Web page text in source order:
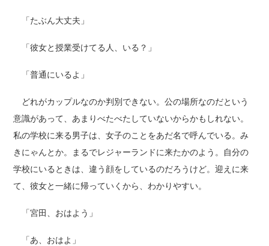
「たぶん大丈夫」
「彼女と授業受けてる人、いる？」
「普通にいるよ」
どれがカップルなのか判別できない。公の場所なのだという
意識があって、あまりべたべたしていないからかもしれない。
私の学校に来る男子は、女子のことをあだ名で呼んでいる。み
きにゃんとか。まるでレジャーランドに来たかのよう。自分の
学校にいるときは、違う顔をしているのだろうけど。迎えに来
て、彼女と一緒に帰っていくから、わかりやすい。
「宮田、おはよう」
「あ、おはよ」